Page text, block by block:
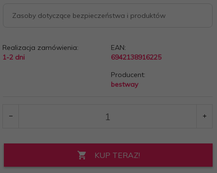
Zasoby dotyczące bezpieczeństwa i produktów
Realizacja zamówienia:
1-2 dni
EAN:
6942138916225
Producent:
bestway
KUP TERAZ!